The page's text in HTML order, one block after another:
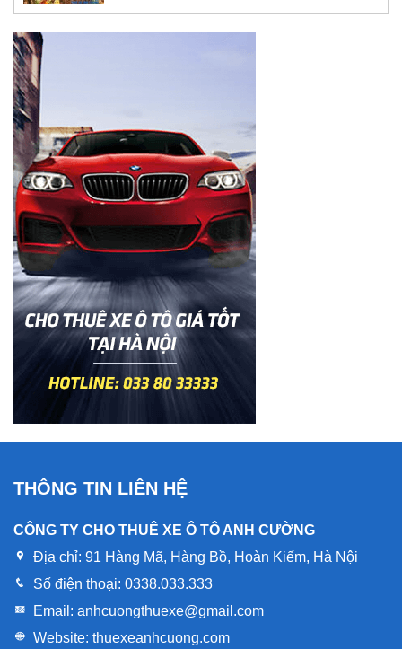
THÔNG TIN LIÊN HỆ
CÔNG TY CHO THUÊ XE Ô TÔ ANH CƯỜNG
Địa chỉ: 91 Hàng Mã, Hàng Bồ, Hoàn Kiếm, Hà Nội
Số điện thoại: 0338.033.333
Email: anhcuongthuexe@gmail.com
Website: thuexeanhcuong.com